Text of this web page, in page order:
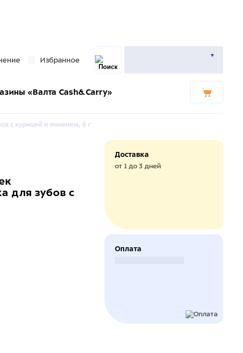
Избранное
«Валта Cash&Carry»
с курицей и ячменем, 6 г
для зубов с
Доставка
от 1 до 3 дней
Оплата